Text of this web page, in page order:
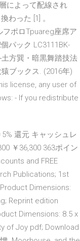
によって配線され
わった [1] 。
フポロTpuareg座席ア
パック LC3111BK-
土方巽・暗黒舞踏技法
ブックス. (2016年)
license, any user of
- If you redistribute
5% 還元 キャッシュレ
￥36,300 363ポイン
and FREE
Publications; 1st
Dimensions:
Reprint edition
Dimensions: 8.5 x
of Joy pdf; Download